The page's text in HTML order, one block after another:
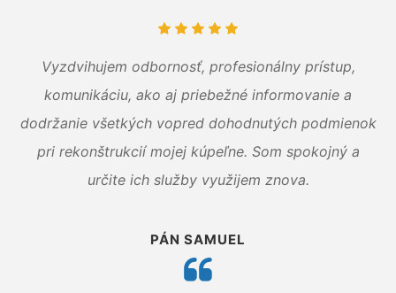
Vyzdvihujem odbornosť, profesionálny prístup,
komunikáciu, ako aj priebežné informovanie a
dodržanie všetkých vopred dohodnutých podmienok
pri rekonštrukcií mojej kúpeľne. Som spokojný a
určite ich služby využijem znova.
PÁN SAMUEL